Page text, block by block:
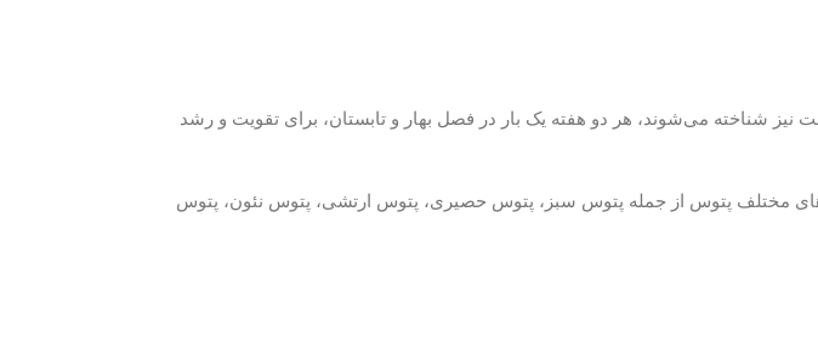
شناخته می‌شوند، هر دو هفته یک بار در فصل بهار و تابستان، برای تقویت و رشد
های مختلف پتوس از جمله پتوس سبز، پتوس حصیری، پتوس ارتشی، پتوس نئون، پتوس